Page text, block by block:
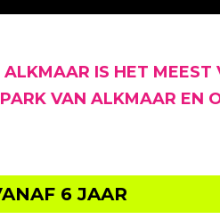
IS HET
VAN ALKMAAR EN
6 JAAR